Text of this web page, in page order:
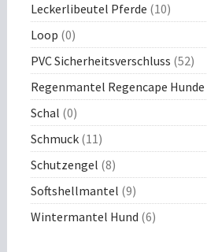
Leckerlibeutel Pferde (10)
Loop (0)
PVC Sicherheitsverschluss (52)
Regenmantel Regencape Hunde
Schal (0)
Schmuck (11)
Schutzengel (8)
Softshellmantel (9)
Wintermantel Hund (6)